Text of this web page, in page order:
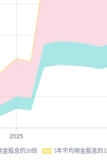
金股息的20倍 5年平均現金股息的